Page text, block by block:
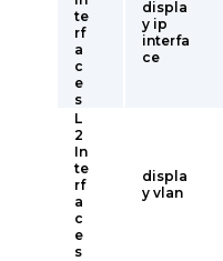
te
rf
a
c
e
s
displa
y ip
interfa
ce
L
2
In
te
rf
a
c
e
s
displa
y vlan